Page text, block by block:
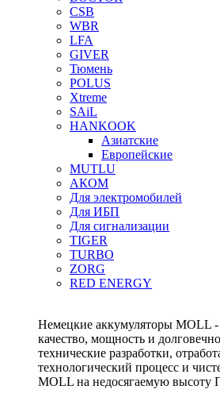
CSB
WBR
LFA
GIVER
Тюмень
POLUS
Xtreme
SAiL
HANKOOK
Азиатские
Европейские
MUTLU
АКОМ
Для электромобилей
Для ИБП
Для сигнализации
TIGER
TURBO
ZORG
RED ENERGY
Немецкие аккумуляторы MOLL
качество, мощность и
технические разработки,
технологический процесс и
MOLL на недосягаемую высоту